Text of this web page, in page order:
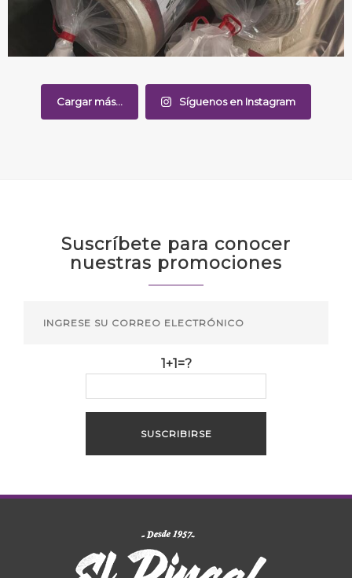
Cargar más... Síguenos en Instagram
Suscríbete para conocer
nuestras promociones
1+1=?